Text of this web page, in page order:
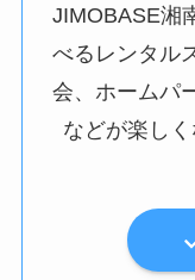
JIMOBASE湘
べるレンタル
会、ホームパ
などが楽し